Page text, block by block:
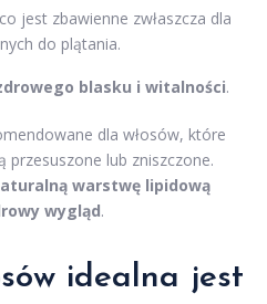
jest zbawienne zwłaszcza dla
do plątania.
blasku i witalności.
dla włosów, które
przesuszone lub zniszczone.
warstwę lipidową
wygląd.
idealna jest